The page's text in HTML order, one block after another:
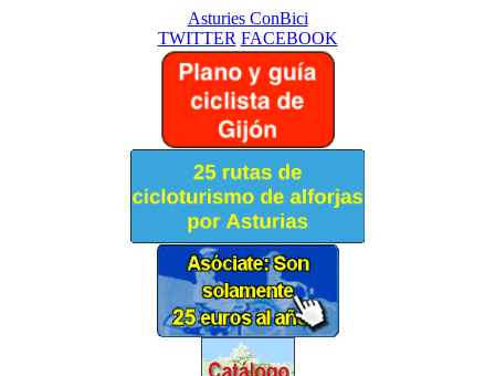
Asturies ConBici
TWITTER FACEBOOK